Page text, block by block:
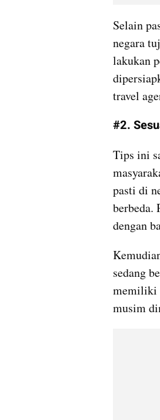
Selain
negara
lakukan
travel
#2.
Tips ini
pasti di
berbeda.
dengan
sedang
memiliki
musim